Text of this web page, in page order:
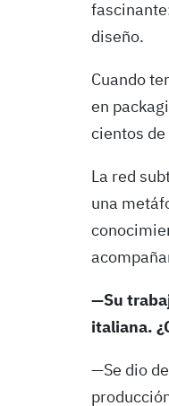
diseño.
Cuando
en
cientos
La red
una
—Su
italiana.
—Se dio